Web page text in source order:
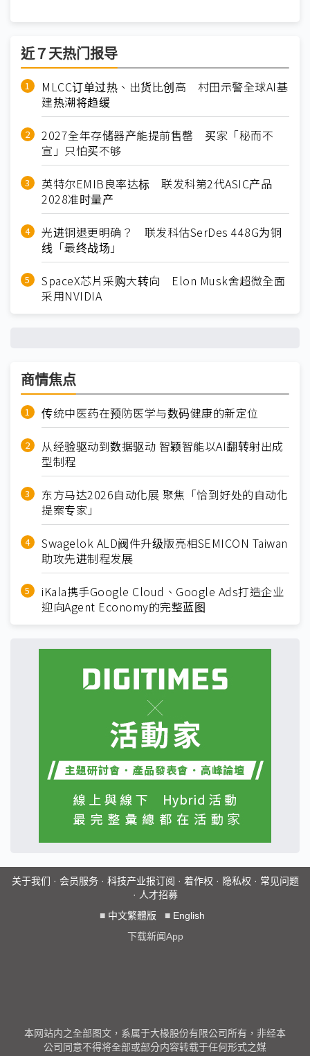
近７天热门报导
MLCC订单过热、出货比创高 村田示警全球AI基
建热潮将趋缓
2027全年存储器产能提前售罄 买家「秘而不
宣」只怕买不够
英特尔EMIB良率达标 联发科第2代ASIC产品
2028准时量产
光进铜退更明确？ 联发科估SerDes 448G为铜
线「最终战场」
SpaceX芯片采购大转向 Elon Musk舍超微全面
采用NVIDIA
商情焦点
传统中医药在预防医学与数码健康的新定位
从经验驱动到数据驱动 智颖智能以AI翻转射出成
型制程
东方马达2026自动化展 聚焦「恰到好处的自动化
提案专家」
Swagelok ALD阀件升级版亮相SEMICON Taiwan
助攻先进制程发展
iKala携手Google Cloud、Google Ads打造企业
迎向Agent Economy的完整蓝图
关于我们 · 会员服务· 科技产业报订阅 · 着作权 · 隐私权 · 常见问题
· 人才招募
■ 中文繁體版 ■ English
下载新闻App
本网站内之全部图文，系属于大椽股份有限公司所有，非经本
公司同意不得将全部或部分内容转载于任何形式之媒